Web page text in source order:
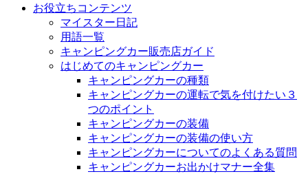
お役立ちコンテンツ
マイスター日記
用語一覧
キャンピングカー販売店ガイド
はじめてのキャンピングカー
キャンピングカーの種類
キャンピングカーの運転で気を付けたい３
つのポイント
キャンピングカーの装備
キャンピングカーの装備の使い方
キャンピングカーについてのよくある質問
キャンピングカーお出かけマナー全集